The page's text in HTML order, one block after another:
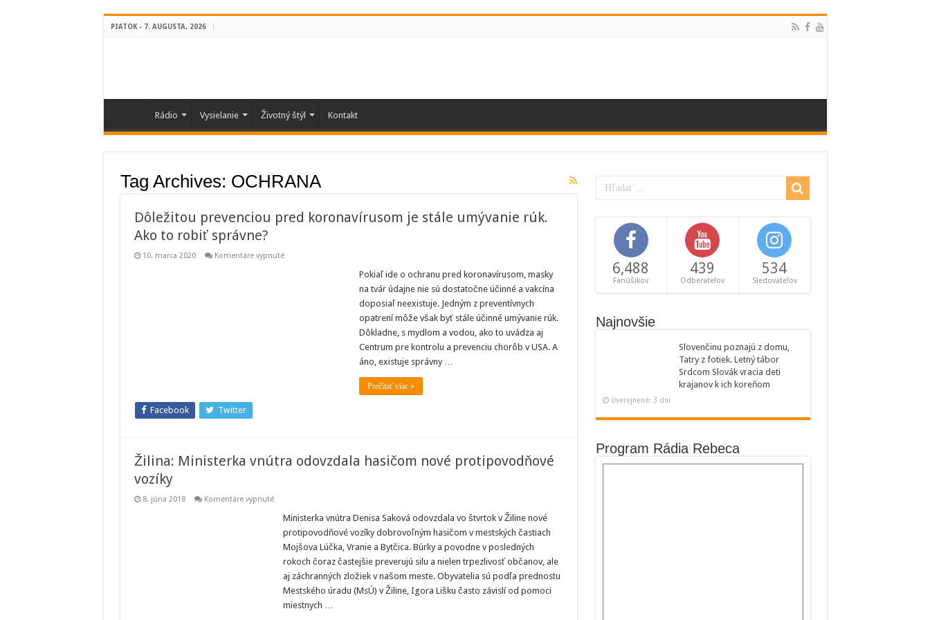
PIATOK - 7. AUGUSTA, 2026
Rádio Vysielanie Životný štýl Kontakt
Tag Archives: OCHRANA
Dôležitou prevenciou pred koronavírusom je stále umývanie rúk.
Ako to robiť správne?
10. marca 2020 Komentáre vypnuténa
Pokiaľ ide o ochranu pred koronavírusom, masky
na tvár údajne nie sú dostatočne účinné a vakcína
doposiaľ neexistuje. Jedným z preventívnych
opatrení môže však byť stále účinné umývanie rúk.
Dôkladne, s mydlom a vodou, ako to uvádza aj
Centrum pre kontrolu a prevenciu chorôb v USA. A
áno, existuje správny …
Prečítať viac »
Facebook Twitter
Žilina: Ministerka vnútra odovzdala hasičom nové protipovodňové
vozíky
8. júna 2018 Komentáre vypnuténa
Ministerka
odovzdala
hasičom
nové
protipovodňové
vozíky
Ministerka vnútra Denisa Saková odovzdala vo štvrtok v Žiline nové
protipovodňové vozíky dobrovoľným hasičom v mestských častiach
Mojšova Lúčka, Vranie a Bytčica. Búrky a povodne v posledných
rokoch čoraz častejšie preverujú silu a nielen trpezlivosť občanov, ale
aj záchranných zložiek v našom meste. Obyvatelia sú podľa prednostu
Mestského úradu (MsÚ) v Žiline, Igora Lišku často závislí od pomoci
miestnych …
6,488
Fanúšikov
439
Odberateľov
534
Sledovateľov
Najnovšie
Slovenčinu poznajú z domu,
Tatry z fotiek. Letný tábor
Srdcom Slovák vracia deti
krajanov k ich koreňom
Uverejnené: 3 dni
Program Rádia Rebeca